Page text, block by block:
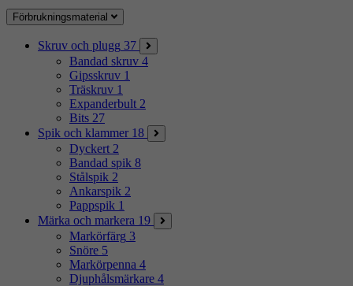
Förbrukningsmaterial
Skruv och plugg 37
Bandad skruv 4
Gipsskruv 1
Träskruv 1
Expanderbult 2
Bits 27
Spik och klammer 18
Dyckert 2
Bandad spik 8
Stålspik 2
Ankarspik 2
Pappspik 1
Märka och markera 19
Markörfärg 3
Snöre 5
Markörpenna 4
Djuphålsmärkare 4